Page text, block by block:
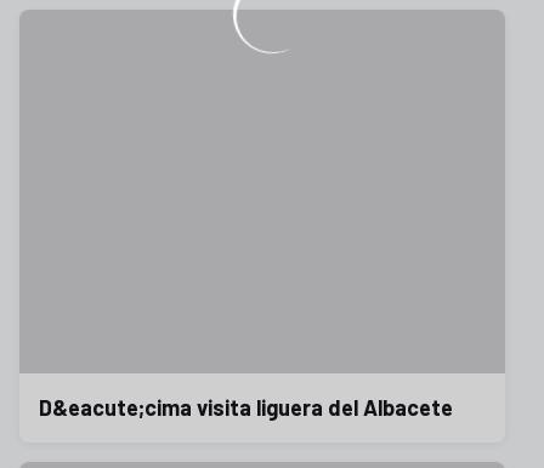
D&eacute;cima visita liguera del Albacete